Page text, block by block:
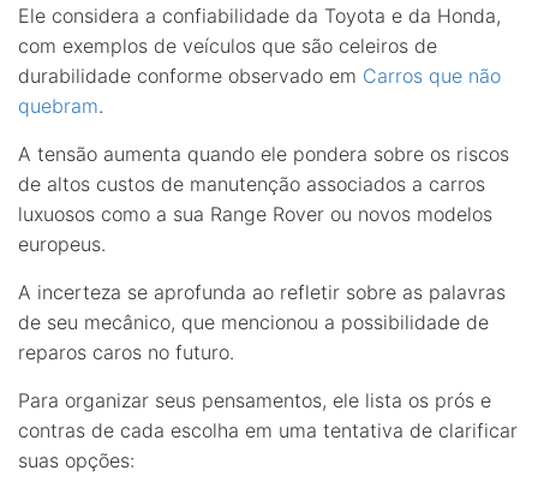
Ele considera a confiabilidade da Toyota e da Honda,
com exemplos de veículos que são celeiros de
durabilidade conforme observado em Carros que não
quebram.
A tensão aumenta quando ele pondera sobre os riscos
de altos custos de manutenção associados a carros
luxuosos como a sua Range Rover ou novos modelos
europeus.
A incerteza se aprofunda ao refletir sobre as palavras
de seu mecânico, que mencionou a possibilidade de
reparos caros no futuro.
Para organizar seus pensamentos, ele lista os prós e
contras de cada escolha em uma tentativa de clarificar
suas opções: